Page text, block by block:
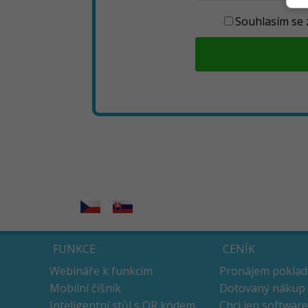
Souhlasím
FUNKCE
Webináře k funkcím
Mobilní číšník
CENÍK
Pronájem
Dotovaný